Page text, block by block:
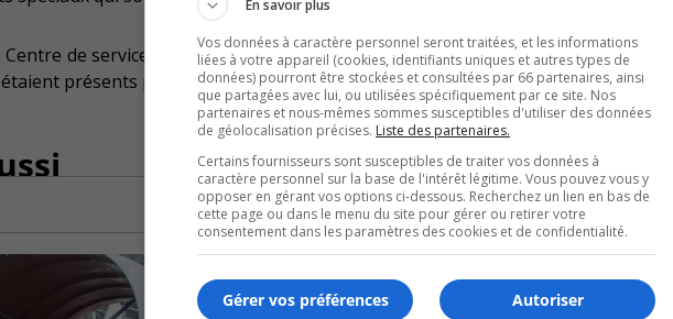
de services scolaire Marie-Victorin, Étienne Blais et l’administrateur de la
présents pour féliciter les récipiendaires lors de la remise de prix.
En savoir plus
Vos données à caractère personnel seront traitées, et les informations
liées à votre appareil (cookies, identifiants uniques et autres types de
données) pourront être stockées et consultées par 66 partenaires, ainsi
que partagées avec lui, ou utilisées spécifiquement par ce site. Nos
partenaires et nous-mêmes sommes susceptibles d'utiliser des données
de géolocalisation précises. Liste des partenaires.
Certains fournisseurs sont susceptibles de traiter vos données à
caractère personnel sur la base de l'intérêt légitime. Vous pouvez vous y
opposer en gérant vos options ci-dessous. Recherchez un lien en bas de
cette page ou dans le menu du site pour gérer ou retirer votre
consentement dans les paramètres des cookies et de confidentialité.
Autoriser
Gérer vos préférences